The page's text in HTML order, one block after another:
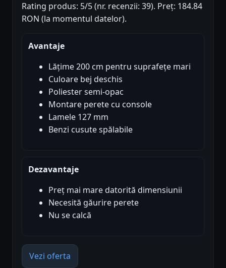
Rating produs: 5/5 (nr. recenzii: 39). Preț: 184.84
RON (la momentul datelor).
Avantaje
Lățime 200 cm pentru suprafețe mari
Culoare bej deschis
Poliester semi-opac
Montare perete cu console
Lamele 127 mm
Benzi cusute spălabile
Dezavantaje
Preț mai mare datorită dimensiunii
Necesită găurire perete
Nu se calcă
Vezi oferta